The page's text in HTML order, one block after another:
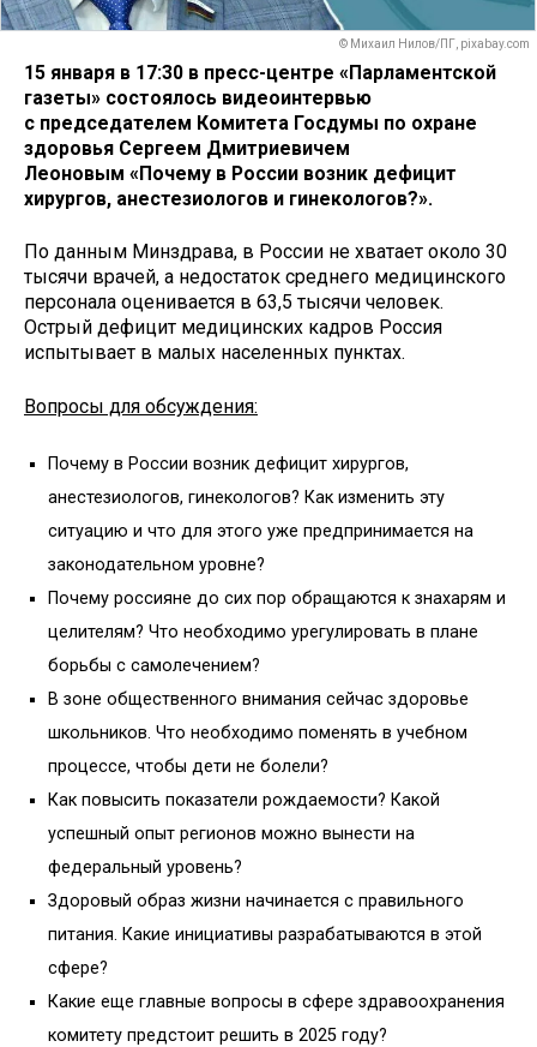
© Михаил Нилов/ПГ, pixabay.com
15 января в 17:30 в пресс-центре «Парламентской
газеты» состоялось видеоинтервью
с председателем Комитета Госдумы по охране
здоровья Сергеем Дмитриевичем
Леоновым «Почему в России возник дефицит
хирургов, анестезиологов и гинекологов?».
По данным Минздрава, в России не хватает около 30
тысячи врачей, а недостаток среднего медицинского
персонала оценивается в 63,5 тысячи человек.
Острый дефицит медицинских кадров Россия
испытывает в малых населенных пунктах.
Вопросы для обсуждения:
Почему в России возник дефицит хирургов,
анестезиологов, гинекологов? Как изменить эту
ситуацию и что для этого уже предпринимается на
законодательном уровне?
Почему россияне до сих пор обращаются к знахарям и
целителям? Что необходимо урегулировать в плане
борьбы с самолечением?
В зоне общественного внимания сейчас здоровье
школьников. Что необходимо поменять в учебном
процессе, чтобы дети не болели?
Как повысить показатели рождаемости? Какой
успешный опыт регионов можно вынести на
федеральный уровень?
Здоровый образ жизни начинается с правильного
питания. Какие инициативы разрабатываются в этой
сфере?
Какие еще главные вопросы в сфере здравоохранения
комитету предстоит решить в 2025 году?